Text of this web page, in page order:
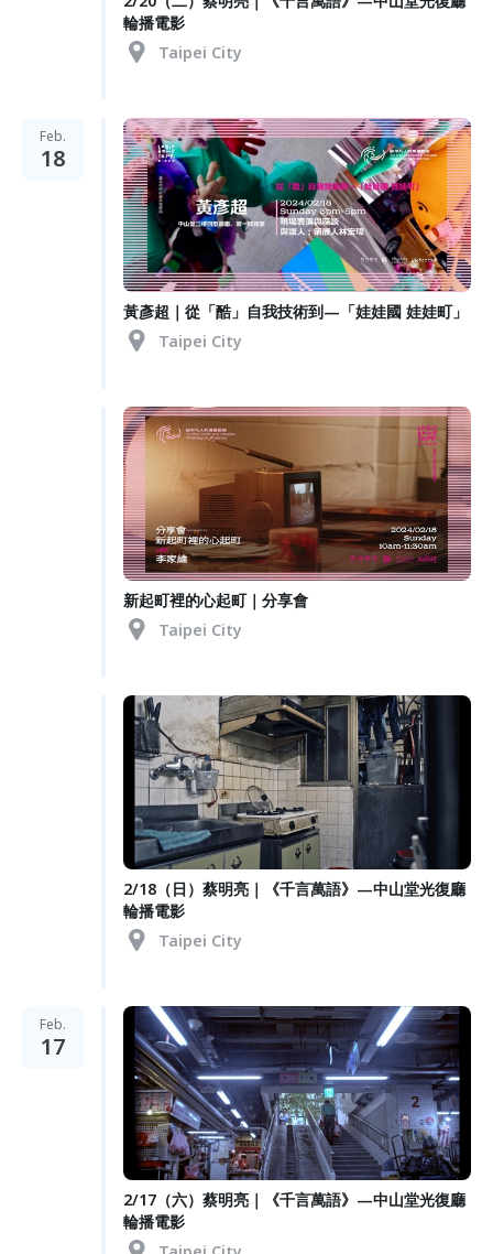
輪播電影
Taipei City
Feb.
18
黃彥超｜從「酷」自我技術到—「娃娃國 娃娃町」
Taipei City
新起町裡的心起町｜分享會
Taipei City
2/18（日）蔡明亮｜《千言萬語》—中山堂光復廳
輪播電影
Taipei City
Feb.
17
2/17（六）蔡明亮｜《千言萬語》—中山堂光復廳
輪播電影